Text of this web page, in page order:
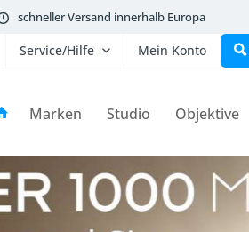
schneller Versand innerhalb Europa
Service/Hilfe Mein Konto
Marken Studio Objektive